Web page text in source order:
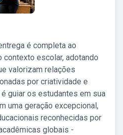
é completa ao
escolar, adotando
valorizam relações
por criatividade e
guiar os estudantes em sua
uma geração excepcional,
reconhecidas por
globais -